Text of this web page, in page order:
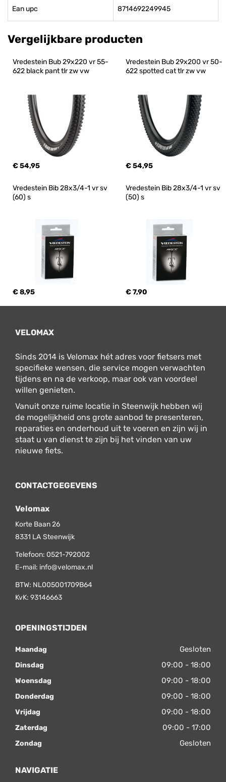
Ean upc 8714692249945
Vergelijkbare producten
Vredestein Bub 29x220 vr 55-
622 black pant tlr zw vw
€ 54,95
Vredestein Bub 29x200 vr 50-
622 spotted cat tlr zw vw
€ 54,95
Vredestein Bib 28x3/4-1 vr sv
(60) s
€ 8,95
Vredestein Bib 28x3/4-1 vr sv
(50) s
€ 7,90
VELOMAX
Sinds 2014 is Velomax hét adres voor fietsers met
specifieke wensen, die service mogen verwachten
tijdens en na de verkoop, maar ook van voordeel
willen genieten.
Vanuit onze ruime locatie in Steenwijk hebben wij
de mogelijkheid ons grote aanbod te presenteren,
reparaties en onderhoud uit te voeren en zijn wij in
staat u van dienst te zijn bij het vinden van uw
nieuwe fiets.
CONTACTGEGEVENS
Velomax
Korte Baan 26
8331 LA Steenwijk
Telefoon: 0521-792002
E-mail: info@velomax.nl
BTW: NL005001709B64
KvK: 93146663
OPENINGSTIJDEN
Maandag Gesloten
Dinsdag 09:00 - 18:00
Woensdag 09:00 - 18:00
Donderdag 09:00 - 18:00
Vrijdag 09:00 - 18:00
Zaterdag 09:00 - 17:00
Zondag Gesloten
NAVIGATIE